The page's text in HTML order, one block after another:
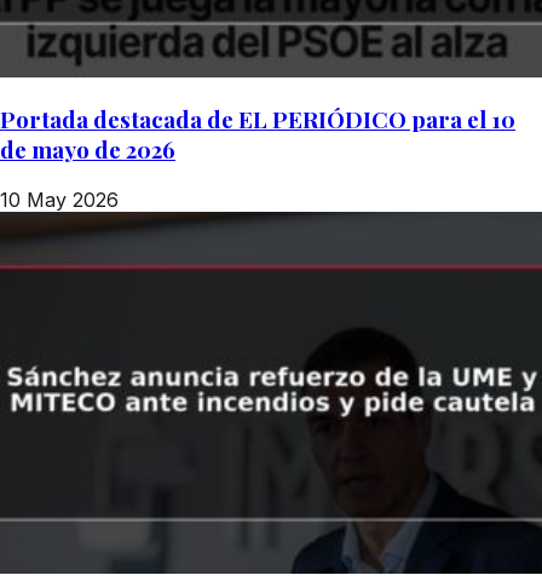
Portada destacada de EL PERIÓDICO para el 10
de mayo de 2026
10 May 2026